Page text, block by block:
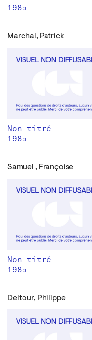
1985
Marchal, Patrick
Non titré
1985
Samuel , Françoise
Non titré
1985
Deltour, Philippe